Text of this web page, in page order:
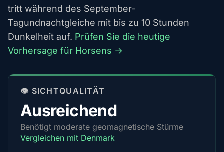
tritt während des September-
Tagundnachtgleiche mit bis zu 10 Stunden
Dunkelheit auf. Prüfen Sie die heutige
Vorhersage für Horsens →
👁️ SICHTQUALITÄT
Ausreichend
Benötigt moderate geomagnetische Stürme
Vergleichen mit Denmark